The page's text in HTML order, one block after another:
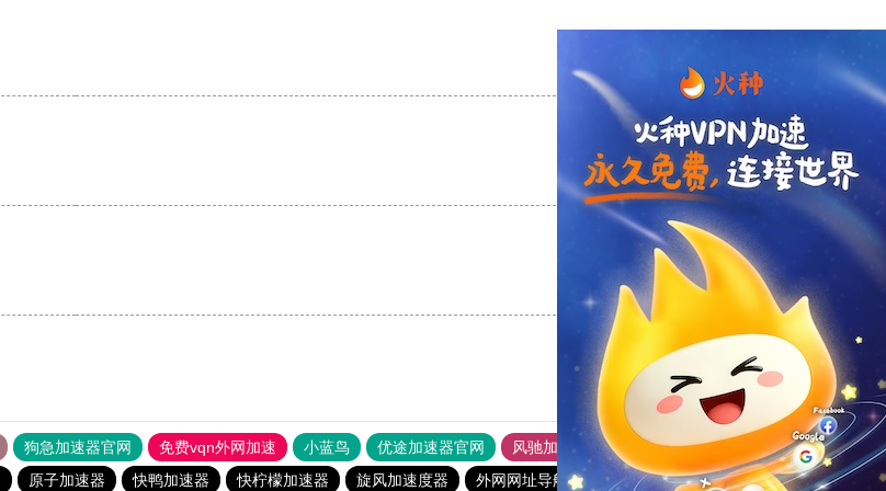
支持
支持[0] 反对[0]
支持[0] 反对[0]
狗急加速器官网 免费vqn外网加速 小蓝鸟 优途加速器官网 风驰加速器
旋风加速器
原子加速器 快鸭加速器 快柠檬加速器 旋风加速度器 外网网址导航 软件中心 银河加速器